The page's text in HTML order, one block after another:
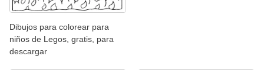
Dibujos para colorear para
niños de Legos, gratis, para
descargar